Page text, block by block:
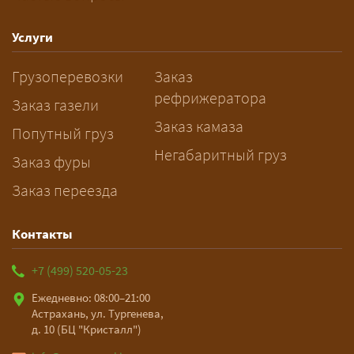
— Оставьте заявку с маршрутом,
датой и параметрами груза — логист
рассчитает стоимость за 5–10 минут
и подберёт машину. Все условия и
цена фиксируются в договоре;
оплата после доставки, перед
выгрузкой.
Услуги
Грузоперевозки
Заказ газели
Попутный груз
Заказ фуры
Заказ переезда
Заказ
рефрижератора
Заказ камаза
Негабаритный груз
Контакты
+7 (499) 520-05-23
Ежедневно: 08:00–21:00
Астрахань, ул. Тургенева,
д. 10 (БЦ "Кристалл")